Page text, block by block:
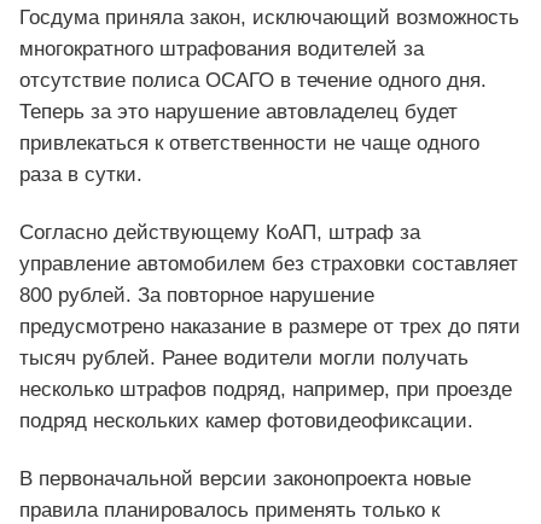
Госдума приняла закон, исключающий возможность
многократного штрафования водителей за
отсутствие полиса ОСАГО в течение одного дня.
Теперь за это нарушение автовладелец будет
привлекаться к ответственности не чаще одного
раза в сутки.
Согласно действующему КоАП, штраф за
управление автомобилем без страховки составляет
800 рублей. За повторное нарушение
предусмотрено наказание в размере от трех до пяти
тысяч рублей. Ранее водители могли получать
несколько штрафов подряд, например, при проезде
подряд нескольких камер фотовидеофиксации.
В первоначальной версии законопроекта новые
правила планировалось применять только к